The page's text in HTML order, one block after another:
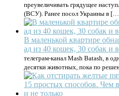
преувеличивать грядущее
(ВСУ). Ранее посол Украины в
В маленькой квартире
ад из 40 кошек, 30 собак и
телеграм-канал Mash Batash, в
десятки животных, пока по